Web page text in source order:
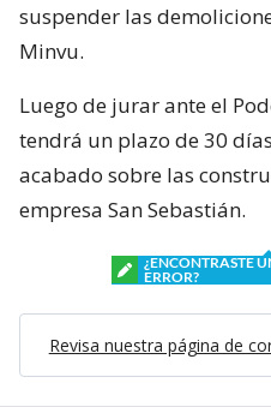
suspender las
Minvu.
Luego de jurar ante el
tendrá un plazo de 30
acabado sobre las
empresa San Sebastián.
¿ENCONTRASTE
ERROR?
Revisa nuestra página de